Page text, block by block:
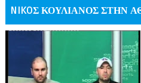
NIKOΣ ΚΟΥΛΙΑΝΟΣ ΣΤΗΝ